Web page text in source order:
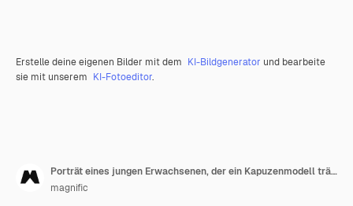
Erstelle deine eigenen Bilder mit dem KI-Bildgenerator und bearbeite
sie mit unserem KI-Fotoeditor.
Porträt eines jungen Erwachsenen, der ein Kapuzenmodell trägt
magnific